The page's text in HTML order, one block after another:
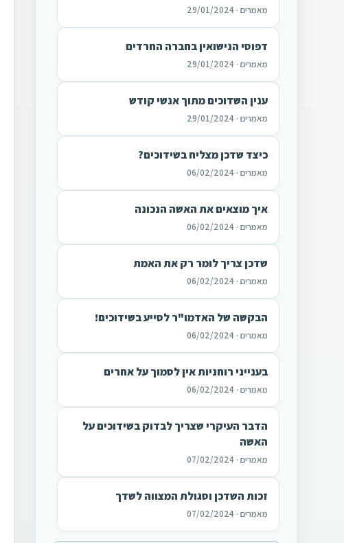
מאמרים · 29/01/2024
דפוסי הנישואין בחברה החרדים
מאמרים · 29/01/2024
ענין השדוכים מתוך אנשי קודש
מאמרים · 29/01/2024
כיצד שדכן מצליח בשידוכים?
מאמרים · 06/02/2024
איך מוצאים את האשה הנכונה
מאמרים · 06/02/2024
שדכן צריך לומר רק את האמת
מאמרים · 06/02/2024
הבקשה של האדמו"ר לסייע בשידוכים!
מאמרים · 06/02/2024
בענייני רוחניות אין לסמוך על אחרים
מאמרים · 06/02/2024
הדבר העיקרי שצריך לבדוק בשידוכים על
האשה
מאמרים · 07/02/2024
זכות השדכן וסגולת המצווה לשדך
מאמרים · 07/02/2024